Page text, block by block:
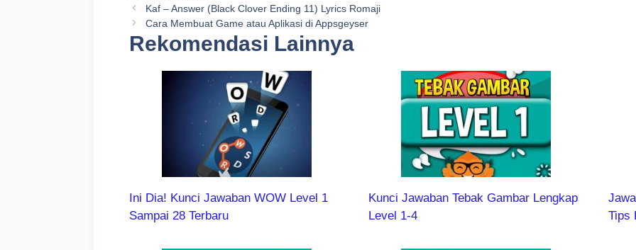
Kaf – Answer (Black Clover Ending 11) Lyrics Romaji
Cara Membuat Game atau Aplikasi di Appsgeyser
Rekomendasi Lainnya
Ini Dia! Kunci Jawaban WOW Level 1
Sampai 28 Terbaru
Kunci Jawaban Tebak Gambar Lengkap
Level 1-4
Tips